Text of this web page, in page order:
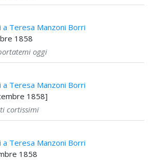
a Teresa Manzoni Borri
1858
oggi
a Teresa Manzoni Borri
1858]
cortissimi
a Teresa Manzoni Borri
1858